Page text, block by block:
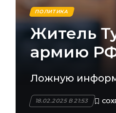
ПОЛИТИКА
Житель
армию
Ложную
18.02.2025 В 21:53